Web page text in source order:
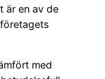
är en av de
med